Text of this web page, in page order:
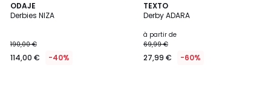
ODAJE
Derbies NIZA
190,00 €
114,00 € -40%
TEXTO
Derby ADARA
à partir de
69,99 €
27,99 € -60%
2
Couleurs